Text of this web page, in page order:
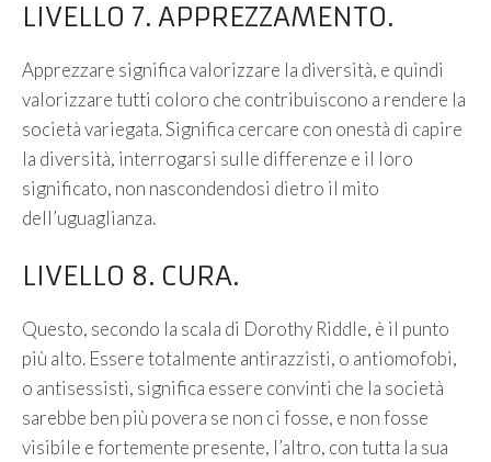
LIVELLO 7. APPREZZAMENTO.
Apprezzare significa valorizzare la diversità, e quindi
valorizzare tutti coloro che contribuiscono a rendere la
società variegata. Significa cercare con onestà di capire
la diversità, interrogarsi sulle differenze e il loro
significato, non nascondendosi dietro il mito
dell’uguaglianza.
LIVELLO 8. CURA.
Questo, secondo la scala di Dorothy Riddle, è il punto
più alto. Essere totalmente antirazzisti, o antiomofobi,
o antisessisti, significa essere convinti che la società
sarebbe ben più povera se non ci fosse, e non fosse
visibile e fortemente presente, l’altro, con tutta la sua